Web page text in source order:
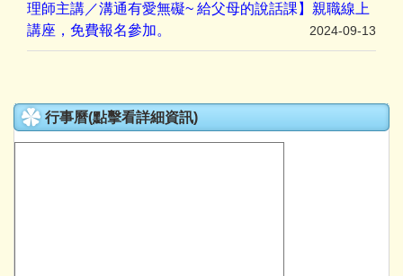
理師主講／溝通有愛無礙~ 給父母的說話課】親職線上
講座，免費報名參加。
2024-09-13
行事曆(點擊看詳細資訊)